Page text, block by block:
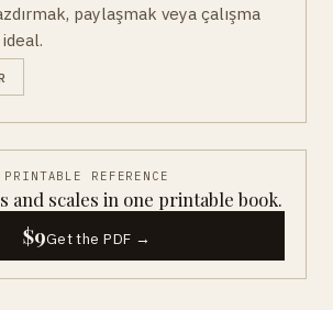
paylaşmak veya çalışma
PRINTABLE REFERENCE
and scales in one printable book.
$9Get the PDF →